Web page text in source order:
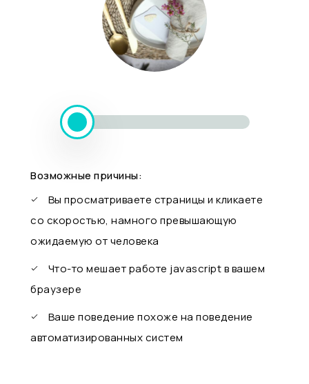
Возможные причины:
Вы просматриваете страницы и кликаете
со скоростью, намного превышающую
ожидаемую от человека
Что-то мешает работе javascript в вашем
браузере
Ваше поведение похоже на поведение
автоматизированных систем